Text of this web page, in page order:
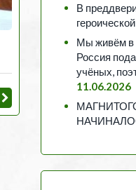
В
Мы живём в
Россия
учёных,
11.06.2026